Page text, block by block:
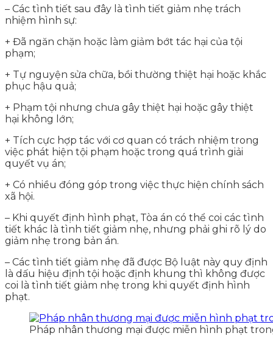
– Các tình tiết sau đây là tình tiết giảm nhẹ trách
nhiệm hình sự:
+ Đã ngăn chặn hoặc làm giảm bớt tác hại của tội
phạm;
+ Tự nguyện sửa chữa, bồi thường thiệt hại hoặc khắc
phục hậu quả;
+ Phạm tội nhưng chưa gây thiệt hại hoặc gây thiệt
hại không lớn;
+ Tích cực hợp tác với cơ quan có trách nhiệm trong
việc phát hiện tội phạm hoặc trong quá trình giải
quyết vụ án;
+ Có nhiều đóng góp trong việc thực hiện chính sách
xã hội.
– Khi quyết định hình phạt, Tòa án có thể coi các tình
tiết khác là tình tiết giảm nhẹ, nhưng phải ghi rõ lý do
giảm nhẹ trong bản án.
– Các tình tiết giảm nhẹ đã được Bộ luật này quy định
là dấu hiệu định tội hoặc định khung thì không được
coi là tình tiết giảm nhẹ trong khi quyết định hình
phạt.
Pháp nhân thương mại được miễn hình phạt